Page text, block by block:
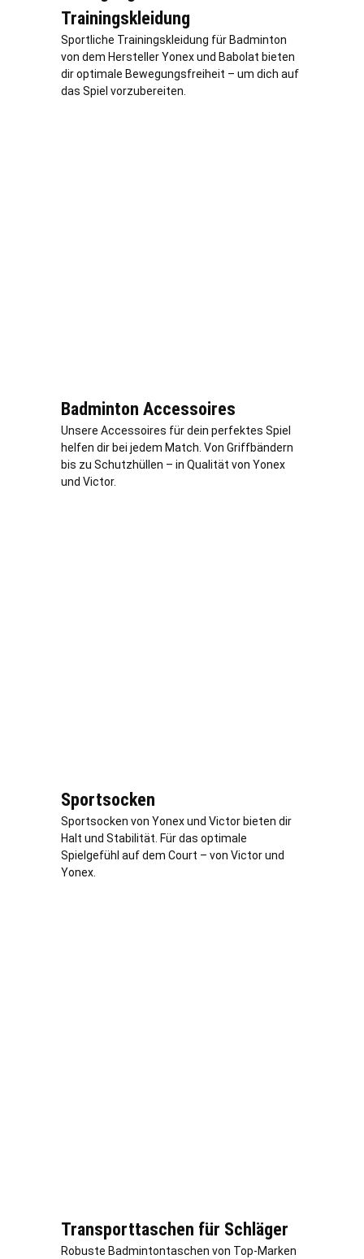
Trainingskleidung
Sportliche Trainingskleidung für Badminton
von dem Hersteller Yonex und Babolat bieten
dir optimale Bewegungsfreiheit – um dich auf
das Spiel vorzubereiten.
Badminton Accessoires
Unsere Accessoires für dein perfektes Spiel
helfen dir bei jedem Match. Von Griffbändern
bis zu Schutzhüllen – in Qualität von Yonex
und Victor.
Sportsocken
Sportsocken von Yonex und Victor bieten dir
Halt und Stabilität. Für das optimale
Spielgefühl auf dem Court – von Victor und
Yonex.
Transporttaschen für Schläger
Robuste Badmintontaschen von Top-Marken